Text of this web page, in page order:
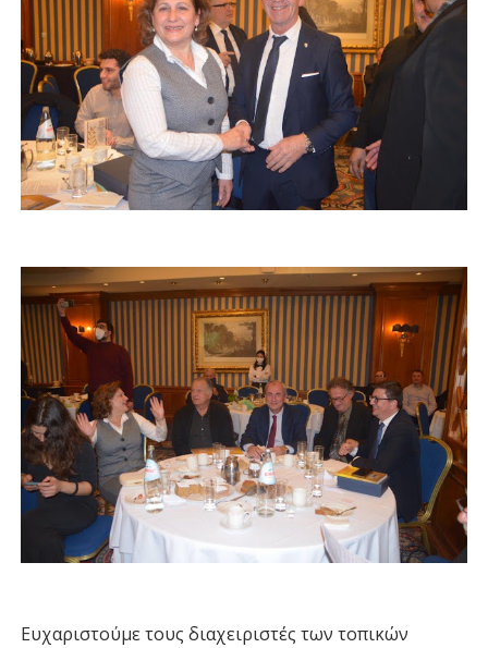
Ευχαριστούμε τους διαχειριστές των τοπικών